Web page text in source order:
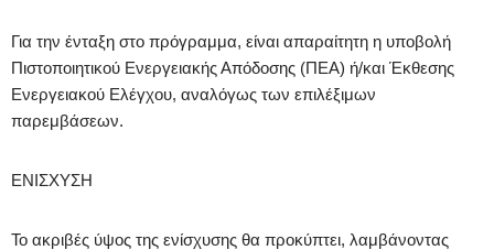
Για την ένταξη στο πρόγραμμα, είναι απαραίτητη η υποβολή
Πιστοποιητικού Ενεργειακής Απόδοσης (ΠΕΑ) ή/και Έκθεσης
Ενεργειακού Ελέγχου, αναλόγως των επιλέξιμων
παρεμβάσεων.
ΕΝΙΣΧΥΣΗ
Το ακριβές ύψος της ενίσχυσης θα προκύπτει, λαμβάνοντας